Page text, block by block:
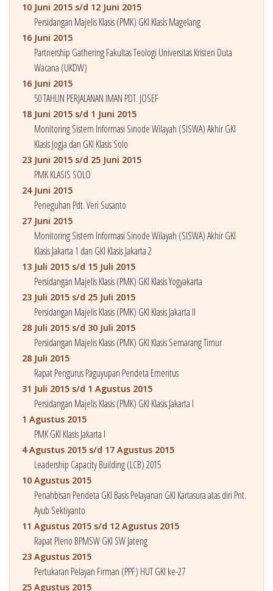
10 Juni 2015 s/d 12 Juni 2015
Persidangan Majelis Klasis (PMK) GKI Klasis Magelang
16 Juni 2015
Partnership Gathering Fakultas Teologi Universitas Kristen Duta
Wacana (UKDW)
16 Juni 2015
50 TAHUN PERJALANAN IMAN PDT. JOSEF
18 Juni 2015 s/d 1 Juni 2015
Monitoring Sistem Informasi Sinode Wilayah (SISWA) Akhir GKI
Klasis Jogja dan GKI Klasis Solo
23 Juni 2015 s/d 25 Juni 2015
PMK KLASIS SOLO
24 Juni 2015
Peneguhan Pdt. Veri Susanto
27 Juni 2015
Monitoring Sistem Informasi Sinode Wilayah (SISWA) Akhir GKI
Klasis Jakarta 1 dan GKI Klasis Jakarta 2
13 Juli 2015 s/d 15 Juli 2015
Persidangan Majelis Klasis (PMK) GKI Klasis Yogyakarta
23 Juli 2015 s/d 25 Juli 2015
Persidangan Majelis Klasis (PMK) GKI Klasis Jakarta II
28 Juli 2015 s/d 30 Juli 2015
Persidangan Majelis Klasis (PMK) GKI Klasis Semarang Timur
28 Juli 2015
Rapat Pengurus Paguyupan Pendeta Emeritus
31 Juli 2015 s/d 1 Agustus 2015
Persidangan Majelis Klasis (PMK) GKI Klasis Jakarta I
1 Agustus 2015
PMK GKI Klasis Jakarta I
4 Agustus 2015 s/d 17 Agustus 2015
Leadership Capacity Building (LCB) 2015
10 Agustus 2015
Penahbisan Pendeta GKI Basis Pelayanan GKI Kartasura atas diri Pnt.
Ayub Sektiyanto
11 Agustus 2015 s/d 12 Agustus 2015
Rapat Pleno BPMSW GKI SW Jateng
23 Agustus 2015
Pertukaran Pelayan Firman (PPF) HUT GKI ke-27
25 Agustus 2015